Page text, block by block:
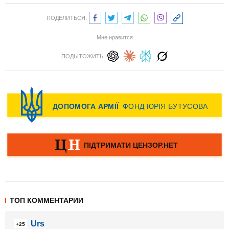
ПОДЕЛИТЬСЯ:
Мне нравится
ПОДЫТОЖИТЬ:
ТОП КОММЕНТАРИИ
+25
Urs